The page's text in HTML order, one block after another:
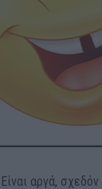
Είναι αργά,